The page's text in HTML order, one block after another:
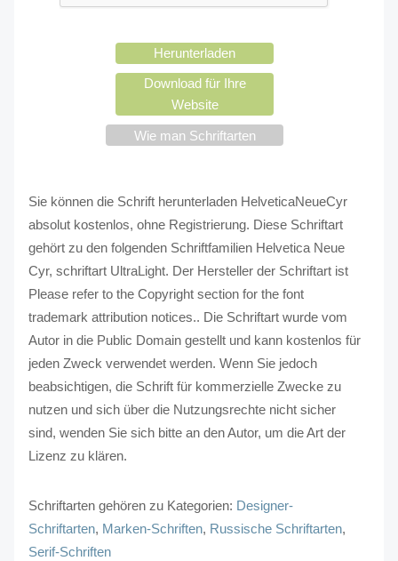
Herunterladen
Download für Ihre
Website
Wie man Schriftarten
Sie können die Schrift herunterladen HelveticaNeueCyr
absolut kostenlos, ohne Registrierung. Diese Schriftart
gehört zu den folgenden Schriftfamilien Helvetica Neue
Cyr, schriftart UltraLight. Der Hersteller der Schriftart ist
Please refer to the Copyright section for the font
trademark attribution notices.. Die Schriftart wurde vom
Autor in die Public Domain gestellt und kann kostenlos für
jeden Zweck verwendet werden. Wenn Sie jedoch
beabsichtigen, die Schrift für kommerzielle Zwecke zu
nutzen und sich über die Nutzungsrechte nicht sicher
sind, wenden Sie sich bitte an den Autor, um die Art der
Lizenz zu klären.
Schriftarten gehören zu Kategorien: Designer-
Schriftarten, Marken-Schriften, Russische Schriftarten,
Serif-Schriften